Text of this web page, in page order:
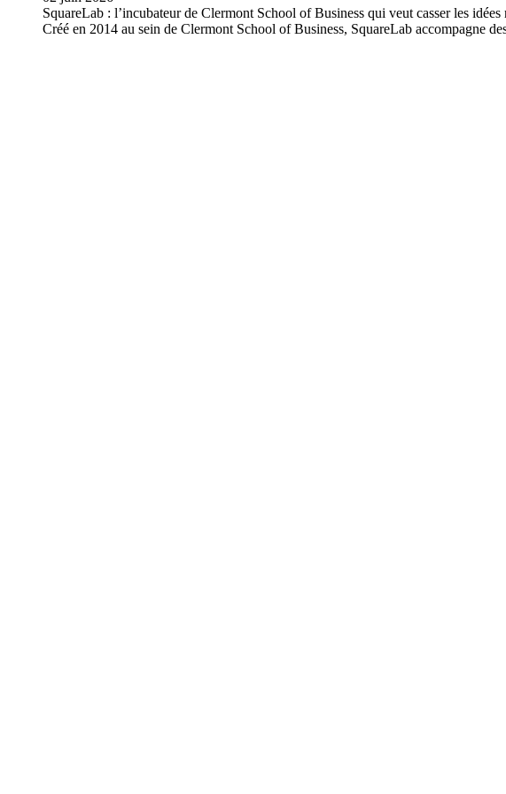
SquareLab : l’incubateur de Clermont School of Business qui veut casser les
Créé en 2014 au sein de Clermont School of Business, SquareLab accompagne